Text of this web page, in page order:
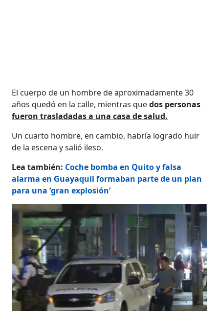
El cuerpo de un hombre de aproximadamente 30
años quedó en la calle, mientras quedos personas
fueron trasladadas a una casa de salud.
Un cuarto hombre, en cambio, habría logrado huir
de la escena y salió ileso.
Lea también: Coche bomba en Quito y falsa
alarma en Guayaquil formaban parte de un plan
para una ‘gran explosión’